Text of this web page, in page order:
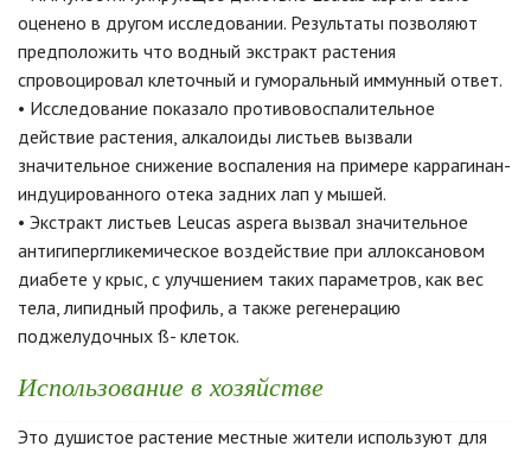
оценено в другом исследовании. Результаты позволяют
предположить что водный экстракт растения
спровоцировал клеточный и гуморальный иммунный ответ.
• Исследование показало противовоспалительное
действие растения, алкалоиды листьев вызвали
значительное снижение воспаления на примере каррагинан-
индуцированного отека задних лап у мышей.
• Экстракт листьев Leucas aspera вызвал значительное
антигипергликемическое воздействие при аллоксановом
диабете у крыс, с улучшением таких параметров, как вес
тела, липидный профиль, а также регенерацию
поджелудочных ß- клеток.
Использование в хозяйстве
Это душистое растение местные жители используют для